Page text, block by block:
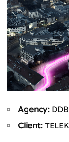
Agency:DDB
Client: